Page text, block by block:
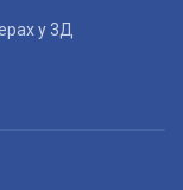
у 3Д